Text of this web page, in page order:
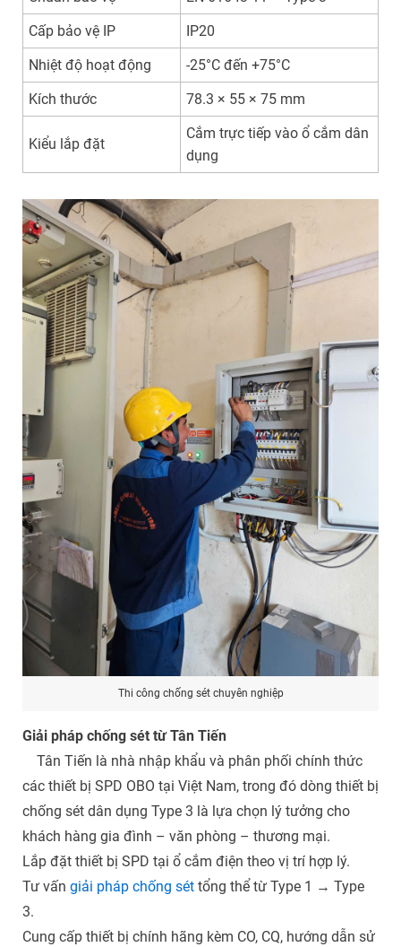
Cấp bảo vệ IP
IP20
Nhiệt độ hoạt động
-25°C đến +75°C
Kích thước
78.3 × 55 × 75 mm
Kiểu lắp đặt
Cắm trực tiếp vào ổ cắm dân
dụng
Thi công chống sét chuyên nghiệp
Giải pháp chống sét từ Tân Tiến
Tân Tiến là nhà nhập khẩu và phân phối chính thức
các thiết bị SPD OBO tại Việt Nam, trong đó dòng thiết bị
chống sét dân dụng Type 3 là lựa chọn lý tưởng cho
khách hàng gia đình – văn phòng – thương mại.
Lắp đặt thiết bị SPD tại ổ cắm điện theo vị trí hợp lý.
Tư vấn giải pháp chống séttổng thể từ Type 1 → Type
3.
Cung cấp thiết bị chính hãng kèm CO, CQ, hướng dẫn sử